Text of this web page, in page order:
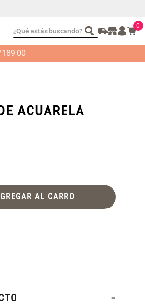
¿Qué estás buscando? 0
189.00
ACUARELA
AL CARRO
Set Sábanas Algodón